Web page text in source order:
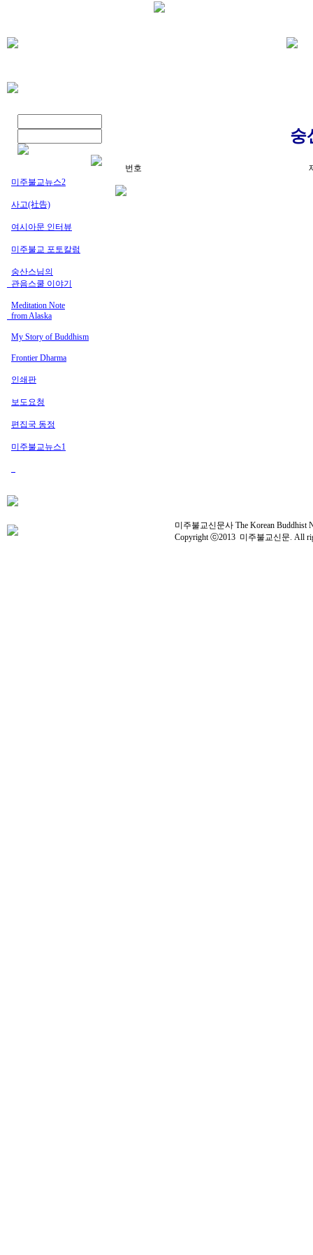
미주불교뉴스2
사고(社告)
여시아문 인터뷰
미주불교 포토칼럼
숭산스님의
_관음스쿨 이야기
Meditation Note
from Alaska
My Story of Buddhism
Frontier Dharma
인쇄판
보도요청
편집국 동정
미주불교뉴스1
숭
번호
미주불교신문사 The Korean Buddhist
Copyright ⓒ2013 미주불교신문. All